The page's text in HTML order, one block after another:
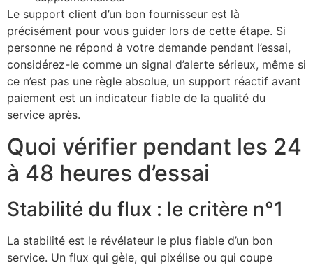
Le support client d’un bon fournisseur est là
précisément pour vous guider lors de cette étape. Si
personne ne répond à votre demande pendant l’essai,
considérez-le comme un signal d’alerte sérieux, même si
ce n’est pas une règle absolue, un support réactif avant
paiement est un indicateur fiable de la qualité du
service après.
Quoi vérifier pendant les 24
à 48 heures d’essai
Stabilité du flux : le critère n°1
La stabilité est le révélateur le plus fiable d’un bon
service. Un flux qui gèle, qui pixélise ou qui coupe